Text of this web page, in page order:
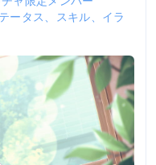
タス、スキル、イラ